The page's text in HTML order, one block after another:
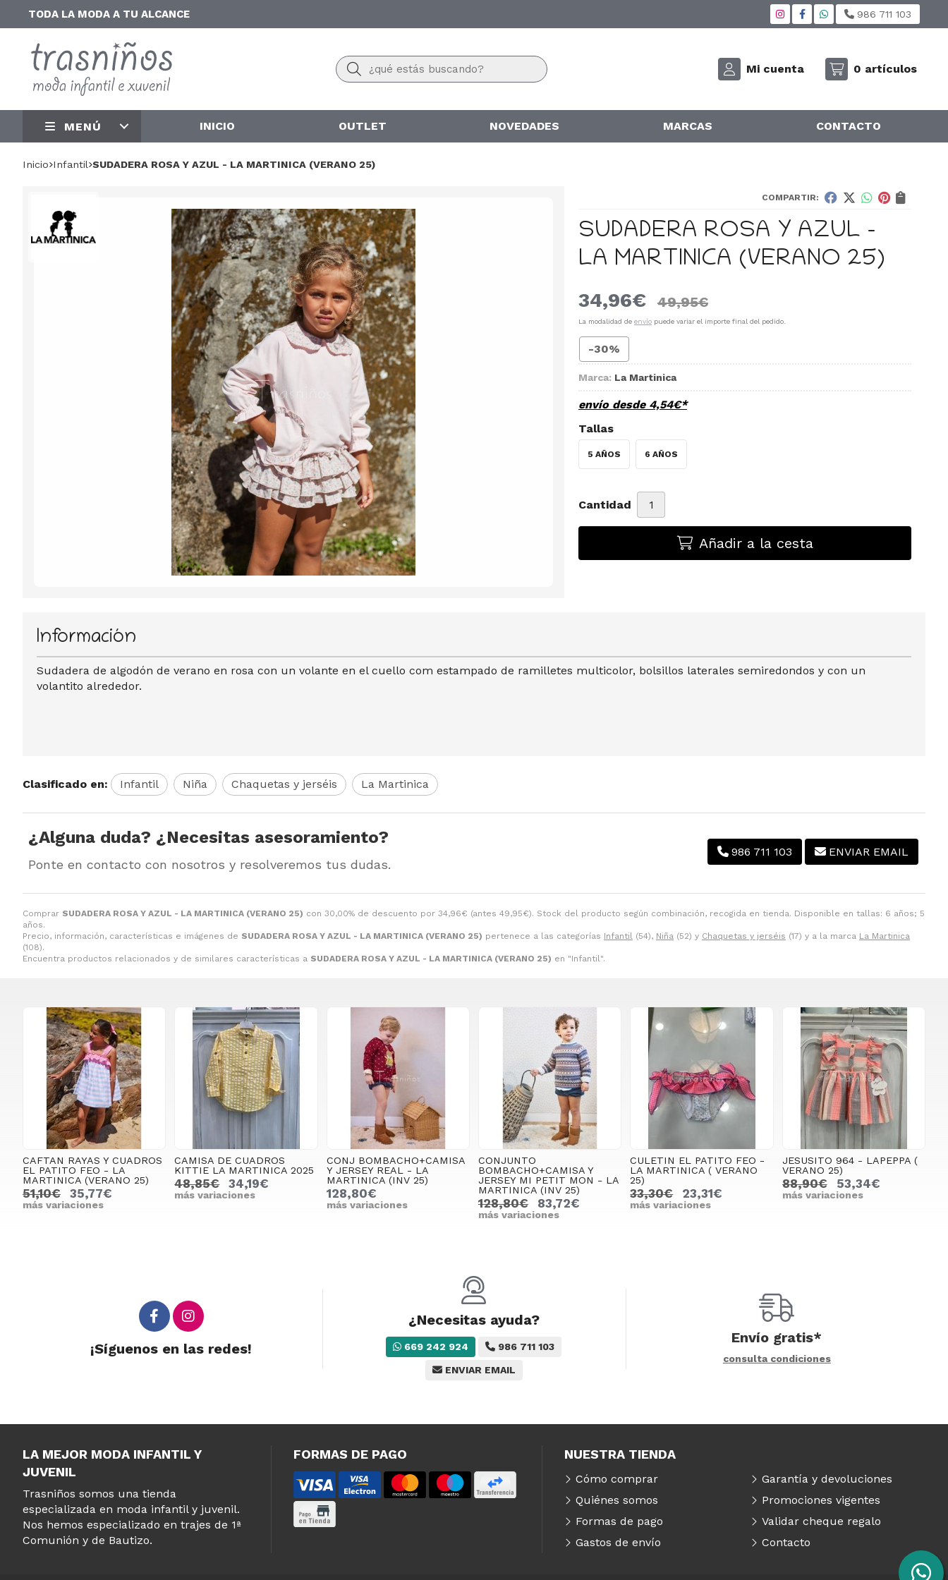
TODA LA MODA A TU ALCANCE 986 711 103
Buscar Mi cuenta 0 artículos
MENÚ INICIO OUTLET NOVEDADES MARCAS CONTACTO
Inicio infantil SUDADERA ROSA Y AZUL - LA MARTINICA (VERANO 25)
COMPARTIR:
SUDADERA ROSA Y AZUL -
LA MARTINICA (VERANO 25)
34,96€ 49,95€
La modalidad de envío puede variar el importe final del pedido.
-30%
Marca: La Martinica
envío desde 4,54€*
Tallas
5 AÑOS 6 AÑOS
Cantidad
Añadir a la cesta
Comprar SUDADERA ROSA Y AZUL - LA MARTINICA (VERANO 25) con 30,00% de descuento por 34,96€ (antes 49,95€). Stock del producto según combinación, recogida en tienda. Disponible en tallas: 6 años; 5
años.
Precio, información, características e imágenes de SUDADERA ROSA Y AZUL - LA MARTINICA (VERANO 25) pertenece a las categorías Infantil (54), Niña (52) y Chaquetas y jerséis (17) y a la marca La Martinica
(108).
Encuentra productos relacionados y de similares características a SUDADERA ROSA Y AZUL - LA MARTINICA (VERANO 25) en "Infantil".
Información
Sudadera de algodón de verano en rosa con un volante en el cuello com estampado de ramilletes multicolor, bolsillos laterales semiredondos y con un
volantito alrededor.
Clasificado en: Infantil Niña Chaquetas y jerséis La Martinica
¿Alguna duda? ¿Necesitas asesoramiento?
Ponte en contacto con nosotros y resolveremos tus dudas.
986 711 103 ENVIAR EMAIL
CAFTAN RAYAS Y CUADROS
EL PATITO FEO - LA
MARTINICA (VERANO 25)
51,10€ 35,77€
más variaciones
CAMISA DE CUADROS
KITTIE LA MARTINICA 2025
48,85€ 34,19€
más variaciones
CONJ BOMBACHO+CAMISA
Y JERSEY REAL - LA
MARTINICA (INV 25)
128,80€
más variaciones
CONJUNTO
BOMBACHO+CAMISA Y
JERSEY MI PETIT MON - LA
MARTINICA (INV 25)
128,80€ 83,72€
más variaciones
CULETIN EL PATITO FEO -
LA MARTINICA ( VERANO
25)
33,30€ 23,31€
más variaciones
JESUSITO 964 - LAPEPPA (
VERANO 25)
88,90€ 53,34€
más variaciones
¡Síguenos en las redes!
¿Necesitas ayuda?
669 242 924 986 711 103
ENVIAR EMAIL
Envío gratis*
consulta condiciones
LA MEJOR MODA INFANTIL Y
JUVENIL
Trasniños somos una tienda
especializada en moda infantil y juvenil.
Nos hemos especializado en trajes de 1ª
Comunión y de Bautizo.
FORMAS DE PAGO NUESTRA TIENDA
Cómo comprar
Quiénes somos
Formas de pago
Gastos de envío
Garantía y devoluciones
Promociones vigentes
Validar cheque regalo
Contacto